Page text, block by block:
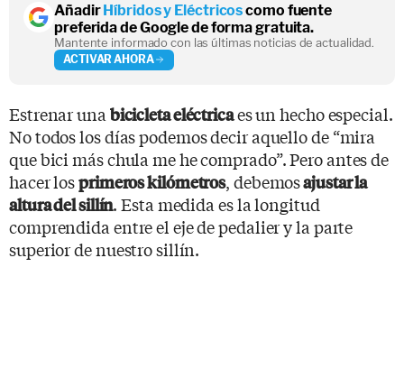
AñadirHíbridos y Eléctricoscomo fuente
preferida de Google de forma gratuita.
Mantente informado con las últimas noticias de actualidad.
ACTIVAR AHORA
Estrenar una bicicleta eléctricaes un hecho especial.
No todos los días podemos decir aquello de “mira
que bici más chula me he comprado”. Pero antes de
hacer losprimeros kilómetros, debemosajustar la
altura del sillín. Esta medida es la longitud
comprendida entre el eje de pedalier y la parte
superior de nuestro sillín.